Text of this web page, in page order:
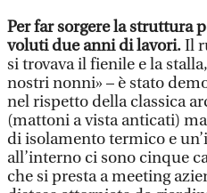
Per far sorgere la struttura
voluti due anni di lavori.Il
si trovava il fienile e la
nostri nonni» – è stato
nel rispetto della classica
(mattoni a vista anticati)
di isolamento termico e
all’interno ci sono cinque
che si presta a meeting